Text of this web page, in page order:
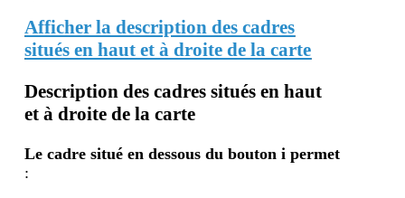
Afficher la description des cadres
situés en haut et à droite de la carte
Description des cadres situés en haut
et à droite de la carte
Le cadre situé en dessous du bouton ipermet
: